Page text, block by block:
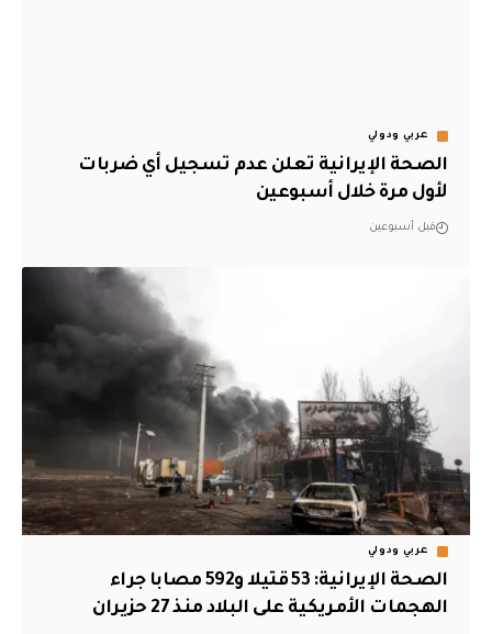
عربي ودولي
الصحة الإيرانية تعلن عدم تسجيل أي ضربات
لأول مرة خلال أسبوعين
قبل أسبوعين
عربي ودولي
الصحة الإيرانية: 53 قتيلا و592 مصابا جراء
الهجمات الأمريكية على البلاد منذ 27 حزيران